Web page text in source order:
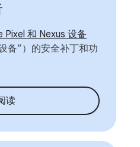
Pixel 和 Nexus 设备
备”）的安全补丁和功
读